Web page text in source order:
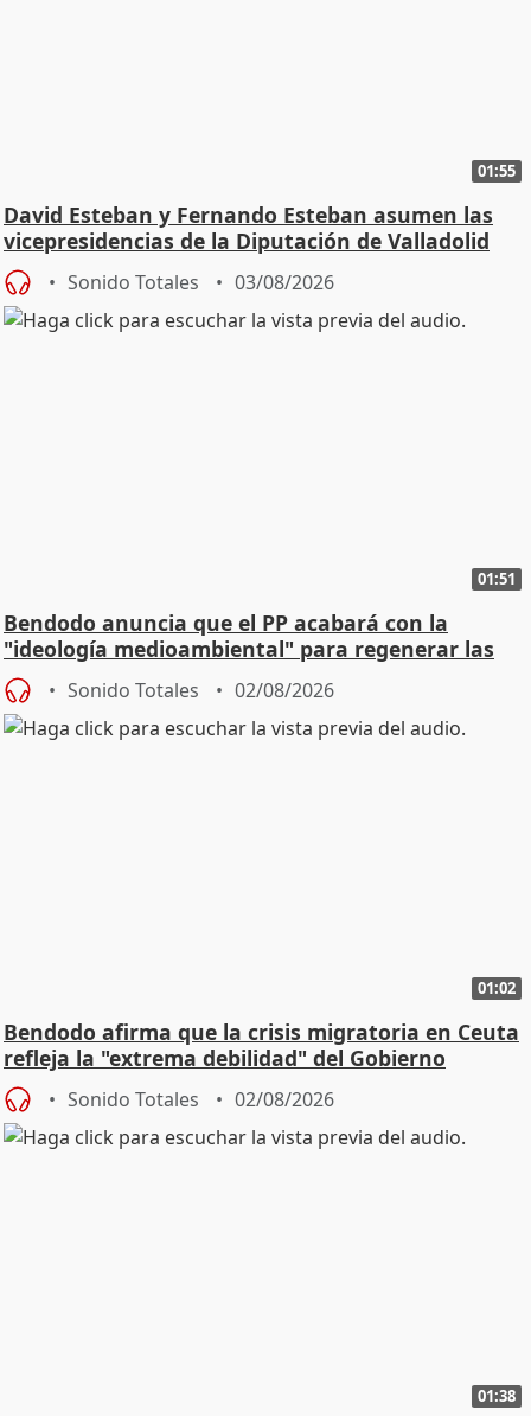
01:55
David Esteban y Fernando Esteban asumen las
vicepresidencias de la Diputación de Valladolid
Sonido Totales 03/08/2026
01:51
Bendodo anuncia que el PP acabará con la
"ideología medioambiental" para regenerar las
playas
Sonido Totales 02/08/2026
01:02
Bendodo afirma que la crisis migratoria en Ceuta
refleja la "extrema debilidad" del Gobierno
Sonido Totales 02/08/2026
01:38